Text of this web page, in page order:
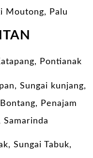
Moutong, Palu
Pontianak
Sungai kunjang,
Penajam
Samarinda
Sungai Tabuk,